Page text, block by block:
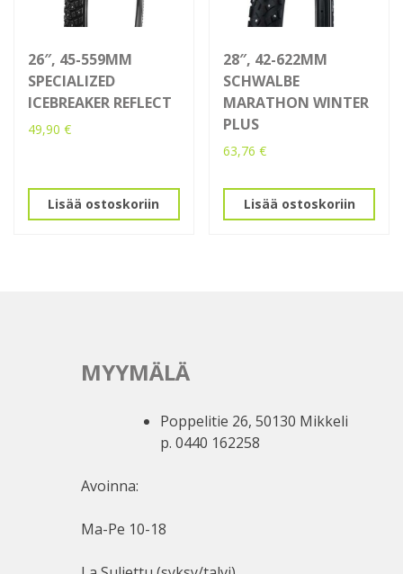
26″, 45-559MM
SPECIALIZED
ICEBREAKER REFLECT
49,90 €
Lisää ostoskoriin
28″, 42-622MM
SCHWALBE
MARATHON WINTER
PLUS
63,76€
Lisää ostoskoriin
MYYMÄLÄ
Poppelitie 26, 50130 Mikkeli
p. 0440 162258
Avoinna:
Ma-Pe 10-18